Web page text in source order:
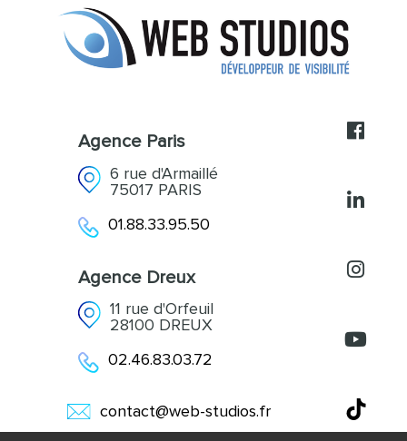
Agence Paris
6 rue d'Armaillé
75017 PARIS
01.88.33.95.50
Agence Dreux
11 rue d'Orfeuil
28100 DREUX
02.46.83.03.72
contact@web-studios.fr
Acquisition et Fidélisation
Accompagnement
Références